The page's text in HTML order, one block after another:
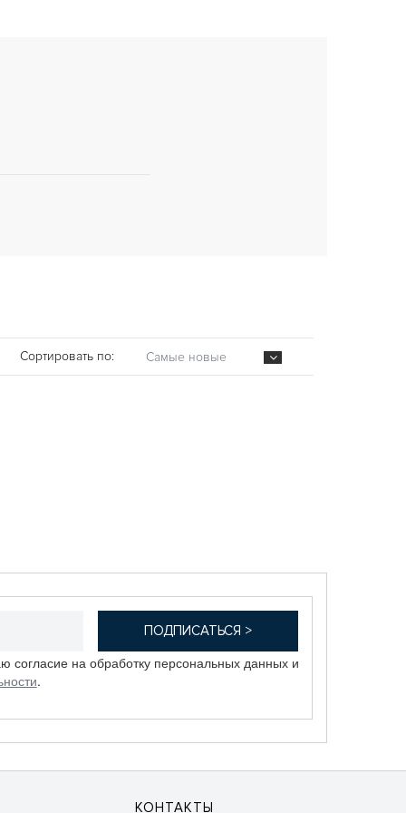
Сортировать по: Самые новые
согласие на обработку персональных данных и
.
КОНТАКТЫ